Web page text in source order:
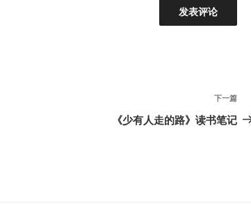
下
一
下一篇
《少有人走的路》读书笔记